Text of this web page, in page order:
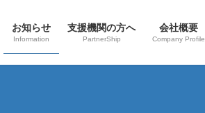
お知らせ
Information
支援機関の方へ
PartnerShip
会社概要
Company Profile